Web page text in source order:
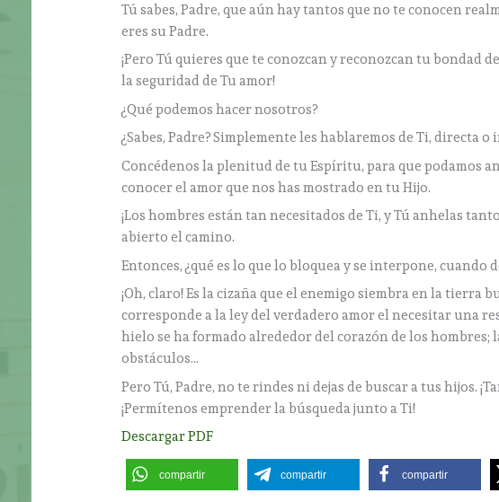
Tú sabes, Padre, que aún hay tantos que no te conocen
eres su Padre.
¡Pero Tú quieres que te conozcan y reconozcan tu bondad
la seguridad de Tu amor!
¿Qué podemos hacer nosotros?
¿Sabes, Padre? Simplemente les hablaremos de Ti, directa
Concédenos la plenitud de tu Espíritu, para que podamos
conocer el amor que nos has mostrado en tu Hijo.
¡Los hombres están tan necesitados de Ti, y Tú anhelas
abierto el camino.
Entonces, ¿qué es lo que lo bloquea y se interpone, cuando
¡Oh, claro! Es la cizaña que el enemigo siembra en la tierra
corresponde a la ley del verdadero amor el necesitar una
hielo se ha formado alrededor del corazón de los
obstáculos…
Pero Tú, Padre, no te rindes ni dejas de buscar a tus hijos.
¡Permítenos emprender la búsqueda junto a Ti!
Descargar PDF
compartir compartir compartir